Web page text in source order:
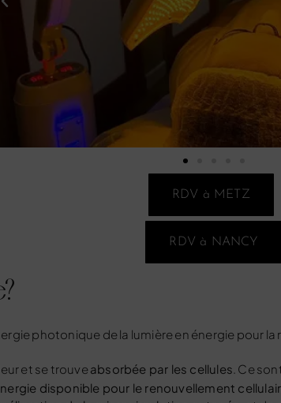
RDV à METZ
RDV à NANCY
photonique de la lumière en énergie pour la
et se trouveabsorbée par les cellules . Ce
disponible pour le renouvellement